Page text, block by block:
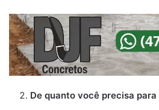
De quanto você precisa para